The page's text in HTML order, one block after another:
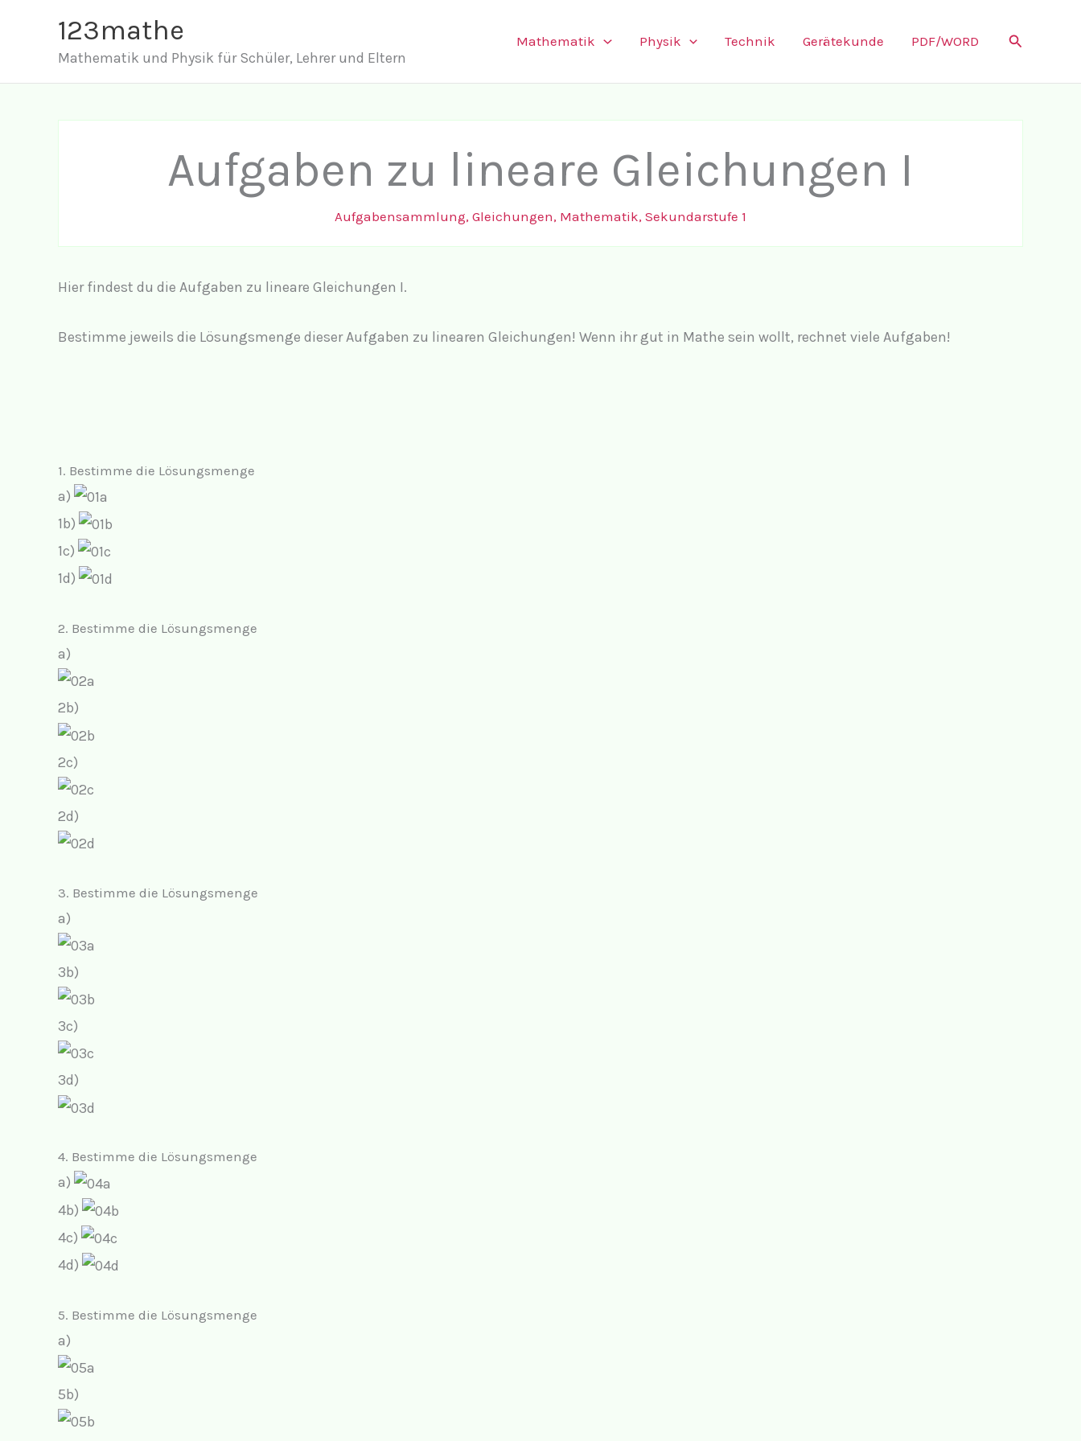
123mathe
Mathematik und Physik für Schüler, Lehrer und Eltern
Mathematik Physik Technik Gerätekunde PDF/WORD Suchen
Aufgaben zu lineare Gleichungen I
Aufgabensammlung, Gleichungen, Mathematik, Sekundarstufe 1
Hier findest du die Aufgaben zu lineare Gleichungen I.
Bestimme jeweils die Lösungsmenge dieser Aufgaben zu linearen Gleichungen! Wenn ihr gut in Mathe sein wollt, rechnet viele Aufgaben!
1. Bestimme die Lösungsmenge
a)
1b)
1c)
1d)
2. Bestimme die Lösungsmenge
a)
2b)
2c)
2d)
3. Bestimme die Lösungsmenge
a)
3b)
3c)
3d)
4. Bestimme die Lösungsmenge
a)
4b)
4c)
4d)
5. Bestimme die Lösungsmenge
a)
5b)